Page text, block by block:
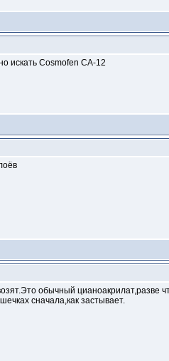
искать Cosmofen CA-12
обычный цианоакрилат,разве
сначала,как застывает.